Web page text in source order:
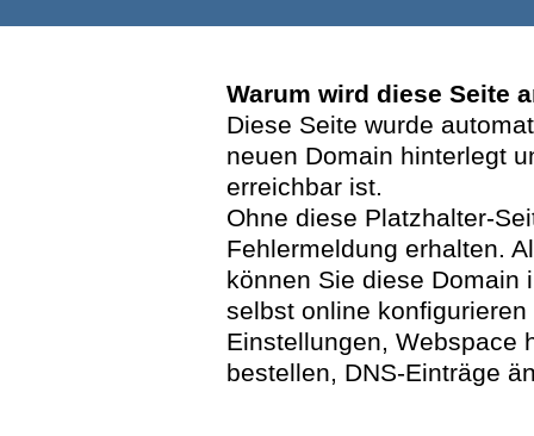
Warum wird diese Seite
Diese Seite wurde
neuen Domain hinterlegt
erreichbar ist.
Ohne diese Platzhalter-
Fehlermeldung erhalten.
können Sie diese Domain
selbst online
Einstellungen, Webspace
bestellen, DNS-Einträge